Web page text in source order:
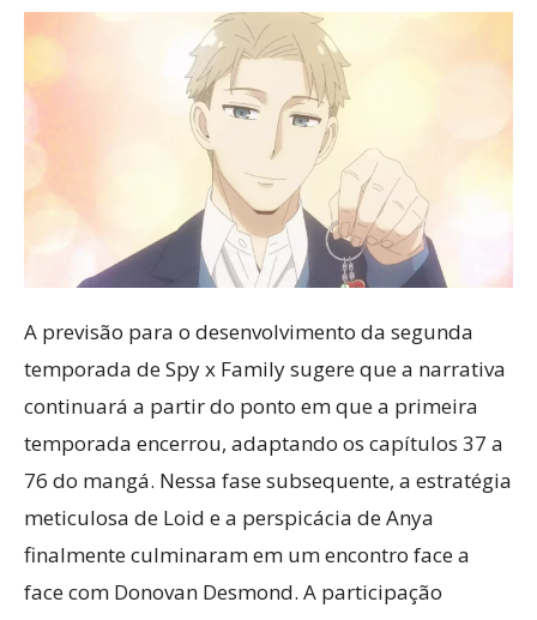
A previsão para o desenvolvimento da segunda
temporada de Spy x Family sugere que a narrativa
continuará a partir do ponto em que a primeira
temporada encerrou, adaptando os capítulos 37 a
76 do mangá. Nessa fase subsequente, a estratégia
meticulosa de Loid e a perspicácia de Anya
finalmente culminaram em um encontro face a
face com Donovan Desmond. A participação